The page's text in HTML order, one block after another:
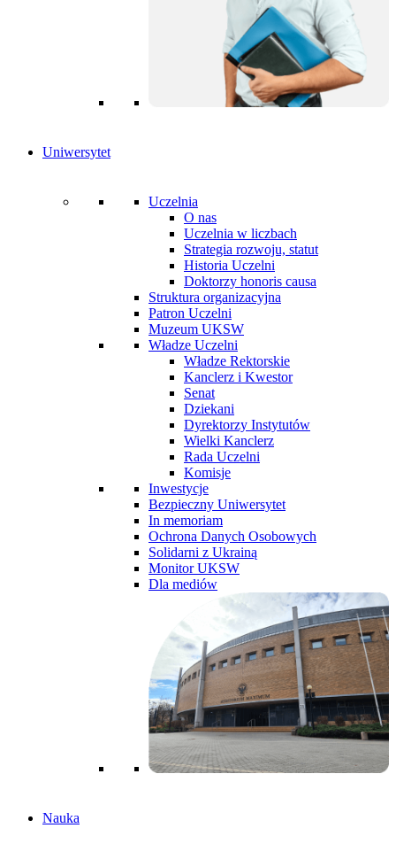
Uniwersytet
Uczelnia
O nas
Uczelnia w liczbach
Strategia rozwoju, statut
Historia Uczelni
Doktorzy honoris causa
Struktura organizacyjna
Patron Uczelni
Muzeum UKSW
Władze Uczelni
Władze Rektorskie
Kanclerz i Kwestor
Senat
Dziekani
Dyrektorzy Instytutów
Wielki Kanclerz
Rada Uczelni
Komisje
Inwestycje
Bezpieczny Uniwersytet
In memoriam
Ochrona Danych Osobowych
Solidarni z Ukrainą
Monitor UKSW
Dla mediów
Nauka